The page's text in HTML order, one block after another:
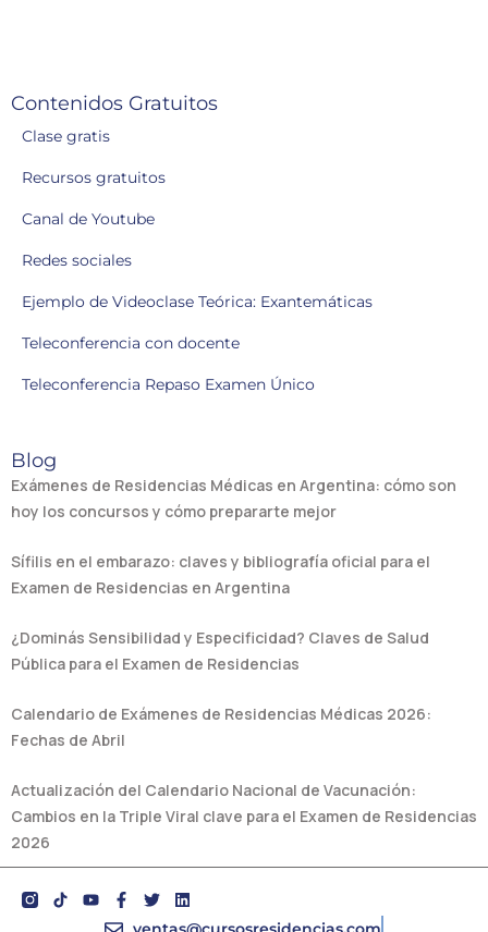
Contenidos Gratuitos
Clase gratis
Recursos gratuitos
Canal de Youtube
Redes sociales
Ejemplo de Videoclase Teórica: Exantemáticas
Teleconferencia con docente
Teleconferencia Repaso Examen Único
Blog
Exámenes de Residencias Médicas en Argentina: cómo son
hoy los concursos y cómo prepararte mejor
Sífilis en el embarazo: claves y bibliografía oficial para el
Examen de Residencias en Argentina
¿Dominás Sensibilidad y Especificidad? Claves de Salud
Pública para el Examen de Residencias
Calendario de Exámenes de Residencias Médicas 2026:
Fechas de Abril
Actualización del Calendario Nacional de Vacunación:
Cambios en la Triple Viral clave para el Examen de Residencias
2026
Y
o
F
a
T
w
L
i